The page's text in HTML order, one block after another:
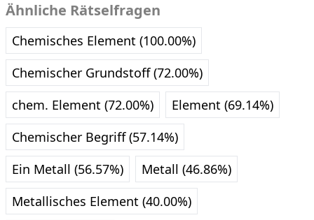
Ähnliche Rätselfragen
Chemisches Element (100.00%)
Chemischer Grundstoff (72.00%)
chem. Element (72.00%)
Element (69.14%)
Chemischer Begriff (57.14%)
Ein Metall (56.57%)
Metall (46.86%)
Metallisches Element (40.00%)